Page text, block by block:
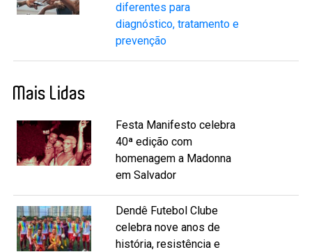
diferentes para
diagnóstico, tratamento e
prevenção
Mais Lidas
Festa Manifesto celebra
40ª edição com
homenagem a Madonna
em Salvador
Dendê Futebol Clube
celebra nove anos de
história, resistência e